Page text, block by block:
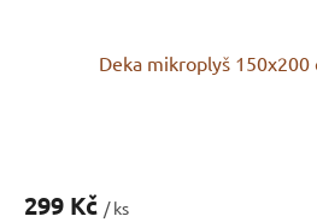
Deka mikroplyš 150x200
299 Kč / ks